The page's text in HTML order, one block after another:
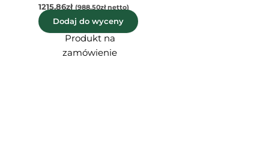
1215,86zł (988,50złnetto)
Dodaj do wyceny
Produkt na
zamówienie